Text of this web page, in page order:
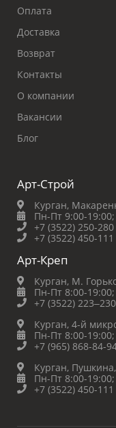
Оплата
Доставка
Возврат
Контакты
О компании
Вакансии
Блог
Арт-Строй
Курган,
Пн-Пт 9:00-19:00;
+7 (3522) 250-280
+7 (3522) 450-111
Арт-Креп
Курган, М.
Пн-Пт 8:00-19:00;
+7 (3522) 223‒230
Курган, 4-й
Пн-Пт 8:00-19:00;
+7 (965) 868-84-
Курган,
Пн-Пт 8:00-19:00;
+7 (3522) 450-111